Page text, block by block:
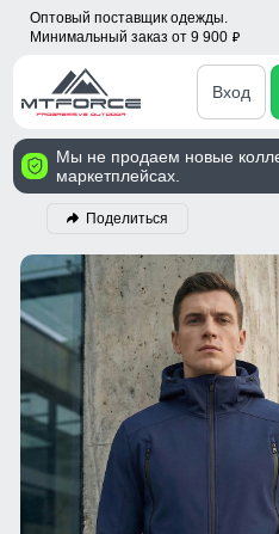
Оптовый поставщик одежды.
Минимальный заказ от 9 900 p
Вход
Мы не продаем новые
маркетплейсах.
Поделиться